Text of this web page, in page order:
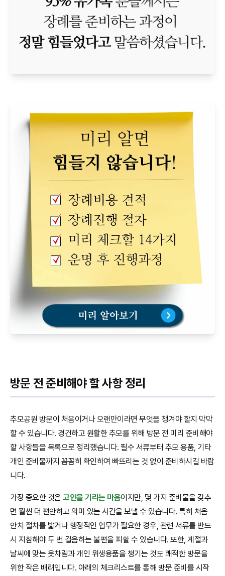
방문 전 준비해야 할 사항 정리
추모공원 방문이 처음이거나 오랜만이라면 무엇을 챙겨야 할지 막막
할 수 있습니다. 경건하고 원활한 추모를 위해 방문 전 미리 준비해야
할 사항들을 목록으로 정리했습니다. 필수 서류부터 추모 용품, 기타
개인 준비물까지 꼼꼼히 확인하여 빠뜨리는 것 없이 준비하시길 바랍
니다.
가장 중요한 것은고인을 기리는 마음이지만, 몇 가지 준비물을 갖추
면 훨씬 더 편안하고 의미 있는 시간을 보낼 수 있습니다. 특히 처음
안치 절차를 밟거나 행정적인 업무가 필요한 경우, 관련 서류를 반드
시 지참해야 두 번 걸음하는 불편을 피할 수 있습니다. 또한, 계절과
날씨에 맞는 옷차림과 개인 위생용품을 챙기는 것도 쾌적한 방문을
위한 작은 배려입니다. 아래의 체크리스트를 통해 방문 준비를 시작